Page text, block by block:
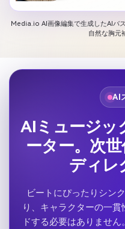
Media.io AI画像編集で生成したAIバ
自然な胸元
AI
AIミュージッ
ーター。次
ディレ
ビートにぴったりシン
り、キャラクターの一
ドする必要はありません